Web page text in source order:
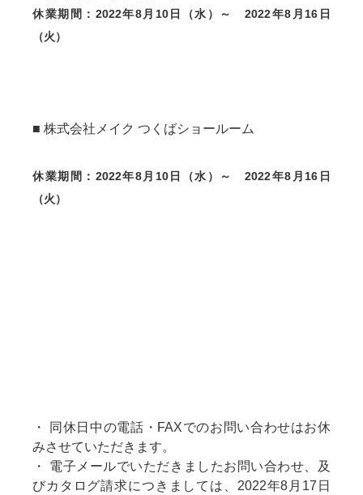
休業期間：2022年8月10日（水）～ 2022年8月16日
（火）
■ 株式会社メイク つくばショールーム
休業期間：2022年8月10日（水）～ 2022年8月16日
（火）
・ 同休日中の電話・FAXでのお問い合わせはお休
みさせていただきます。
・ 電子メールでいただきましたお問い合わせ、及
びカタログ請求につきましては、2022年8月17日